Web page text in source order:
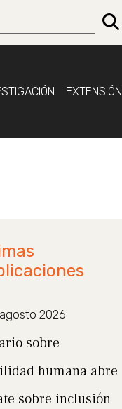
EXTENSIÓN
2026
sobre
humana abre
sobre inclusión